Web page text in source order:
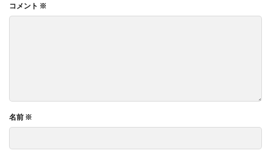
コメント ※
名前 ※